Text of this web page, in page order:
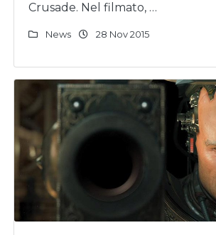
Crusade. Nel filmato, …
News 28 Nov 2015